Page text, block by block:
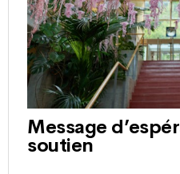
Message
soutien